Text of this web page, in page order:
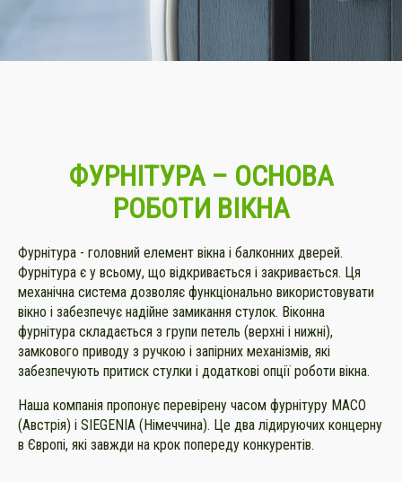
ФУРНІТУРА – ОСНОВА
РОБОТИ ВІКНА
Фурнітура - головний елемент вікна і балконних дверей.
Фурнітура є у всьому, що відкривається і закривається. Ця
механічна система дозволяє функціонально використовувати
вікно і забезпечує надійне замикання стулок. Віконна
фурнітура складається з групи петель (верхні і нижні),
замкового приводу з ручкою і запірних механізмів, які
забезпечують притиск стулки і додаткові опції роботи вікна.
Наша компанія пропонує перевірену часом фурнітуру МАСО
(Австрія) і SIEGENIA (Німеччина). Це два лідируючих концерну
в Європі, які завжди на крок попереду конкурентів.